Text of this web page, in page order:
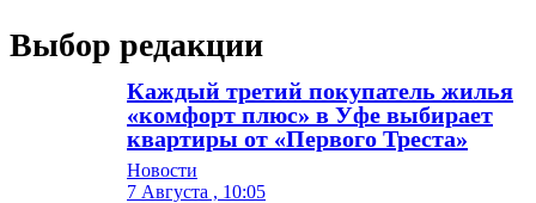
Выбор редакции
Каждый третий покупатель жилья
«комфорт плюс» в Уфе выбирает
квартиры от «Первого Треста»
Новости
7 Августа , 10:05